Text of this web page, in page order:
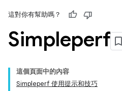
這對你有幫助嗎？
Simpleperf
這個頁面中的內容
Simpleperf 使用提示和技巧